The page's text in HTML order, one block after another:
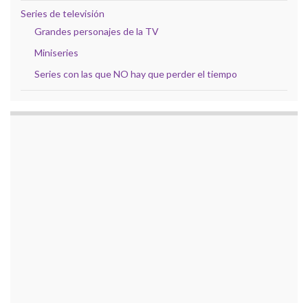
Series de televisión
Grandes personajes de la TV
Miniseries
Series con las que NO hay que perder el tiempo